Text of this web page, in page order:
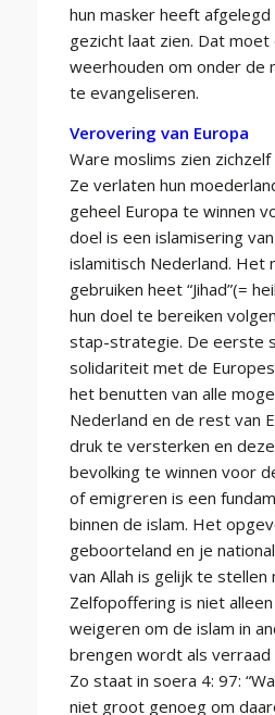
hun masker heeft
gezicht laat zien. Dat
weerhouden om onder de
te evangeliseren.
Verovering van Europa
Ware moslims zien
Ze verlaten hun
geheel Europa te winnen
doel is een islamisering
islamitisch Nederland. Het
gebruiken heet “Jihad”(=
hun doel te bereiken
stap-strategie. De eerste
solidariteit met de
het benutten van alle
Nederland en de rest van
druk te versterken en
bevolking te winnen voor
of emigreren is een
binnen de islam. Het
geboorteland en je
van Allah is gelijk te stellen
Zelfopoffering is niet
weigeren om de islam in
brengen wordt als verraad
Zo staat in soera 4: 97:
niet groot genoeg om